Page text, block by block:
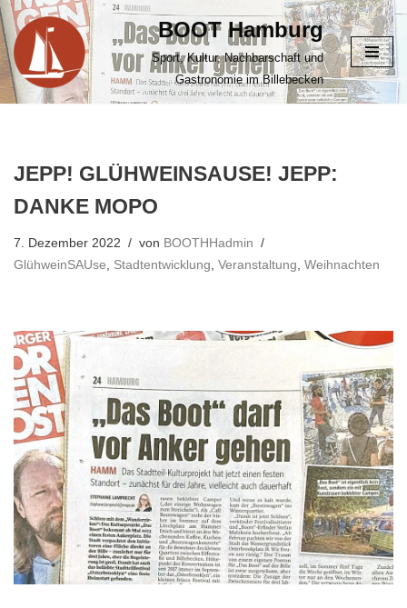
Zum
Inhalt
springen
BOOT Hamburg
Sport, Kultur, Nachbarschaft und
Gastronomie im Billebecken
JEPP! GLÜHWEINSAUSE! JEPP:
DANKE MOPO
7. Dezember 2022 von BOOTHHadmin
GlühweinSAUse, Stadtentwicklung, Veranstaltung, Weihnachten